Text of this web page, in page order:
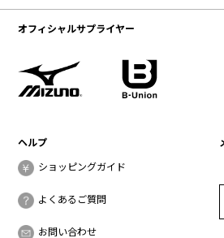
オフィシャルサプライヤー
ヘルプ
ショッピングガイド
よくあるご質問
お問い合わせ